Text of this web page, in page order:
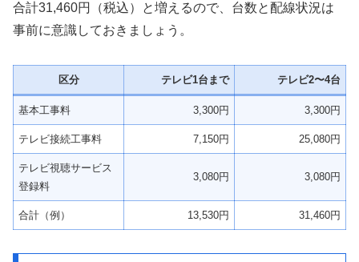
合計31,460円（税込）と増えるので、台数と配線状況は
事前に意識しておきましょう。
区分 テレビ1台まで テレビ2〜4台
基本工事料 3,300円 3,300円
テレビ接続工事料 7,150円 25,080円
テレビ視聴サービス
登録料
3,080円 3,080円
合計（例） 13,530円 31,460円